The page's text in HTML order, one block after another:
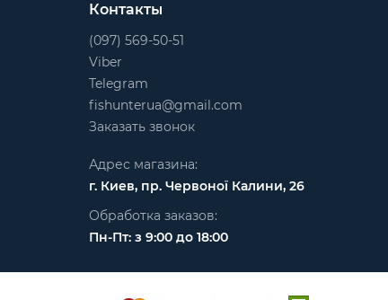
Контакты
(097) 569-50-51
Viber
Telegram
fishunterua@gmail.com
Заказать звонок
Адрес магазина:
г. Киев, пр. Червоної Калини, 26
Обработка заказов:
Пн-Пт: з 9:00 до 18:00